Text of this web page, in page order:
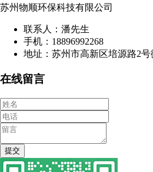
苏州物顺环保科技有限公司
联系人：潘先生
手机：18896992268
地址：苏州市高新区培源路2
在线留言